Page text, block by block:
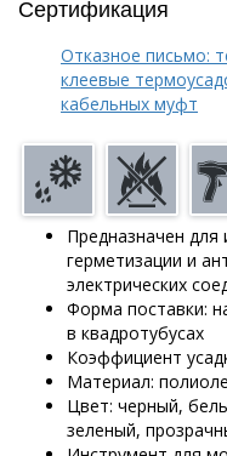
Сертификация
Отказное письмо:
клеевые
кабельных муфт
Предназначен для
герметизации и
электрических
Форма поставки:
в квадротубусах
Коэффициент
Материал:
Цвет: черный,
зеленый,